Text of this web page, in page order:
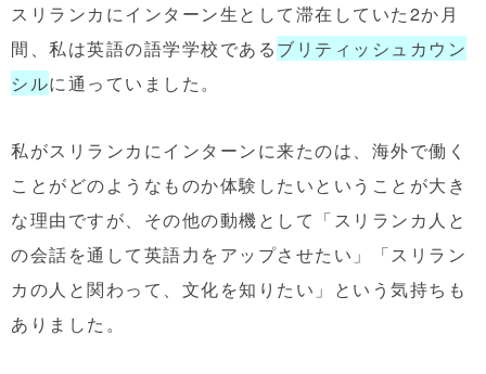
スリランカにインターン生として滞在していた2か月
間、私は英語の語学学校であるブリティッシュカウン
シルに通っていました。
私がスリランカにインターンに来たのは、海外で働く
ことがどのようなものか体験したいということが大き
な理由ですが、その他の動機として「スリランカ人と
の会話を通して英語力をアップさせたい」「スリラン
カの人と関わって、文化を知りたい」という気持ちも
ありました。